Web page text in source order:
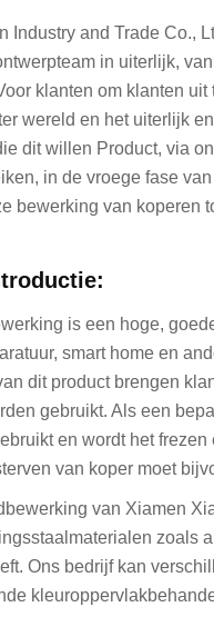
Industry and Trade Co.,
in uiterlijk,
klanten om klanten
wereld en het uiterlijk
dit willen Product, via
in de vroege fase
bewerking van koperen
is een hoge,
smart home en
dit product brengen
gebruikt. Als een
en wordt het
van koper moet
van Xiamen
zoals
Ons bedrijf kan